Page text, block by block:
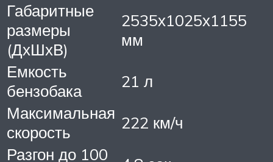
Габаритные
размеры
(ДхШхВ)
2535х1025х1155
мм
Емкость
бензобака
21 л
Максимальная
скорость
222 км/ч
Разгон до 100